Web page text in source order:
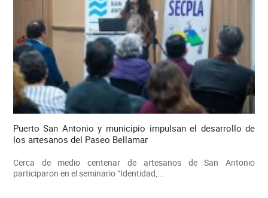
Puerto San Antonio y municipio impulsan el desarrollo de
los artesanos del Paseo Bellamar
Cerca de medio centenar de artesanos de San Antonio
participaron en el seminario “Identidad,...